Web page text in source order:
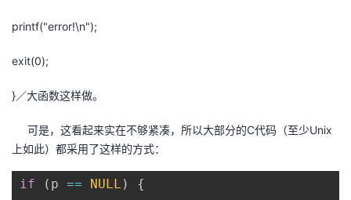
printf("error!\n");
exit(0);
}／大函数这样做。
可是，这看起来实在不够紧凑，所以大部分的C代码（至少Unix
上如此）都采用了这样的方式：
if ( p == NULL ) {